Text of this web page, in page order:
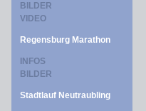
BILDER
VIDEO
Regensburg Marathon
INFOS
BILDER
Stadtlauf Neutraubling